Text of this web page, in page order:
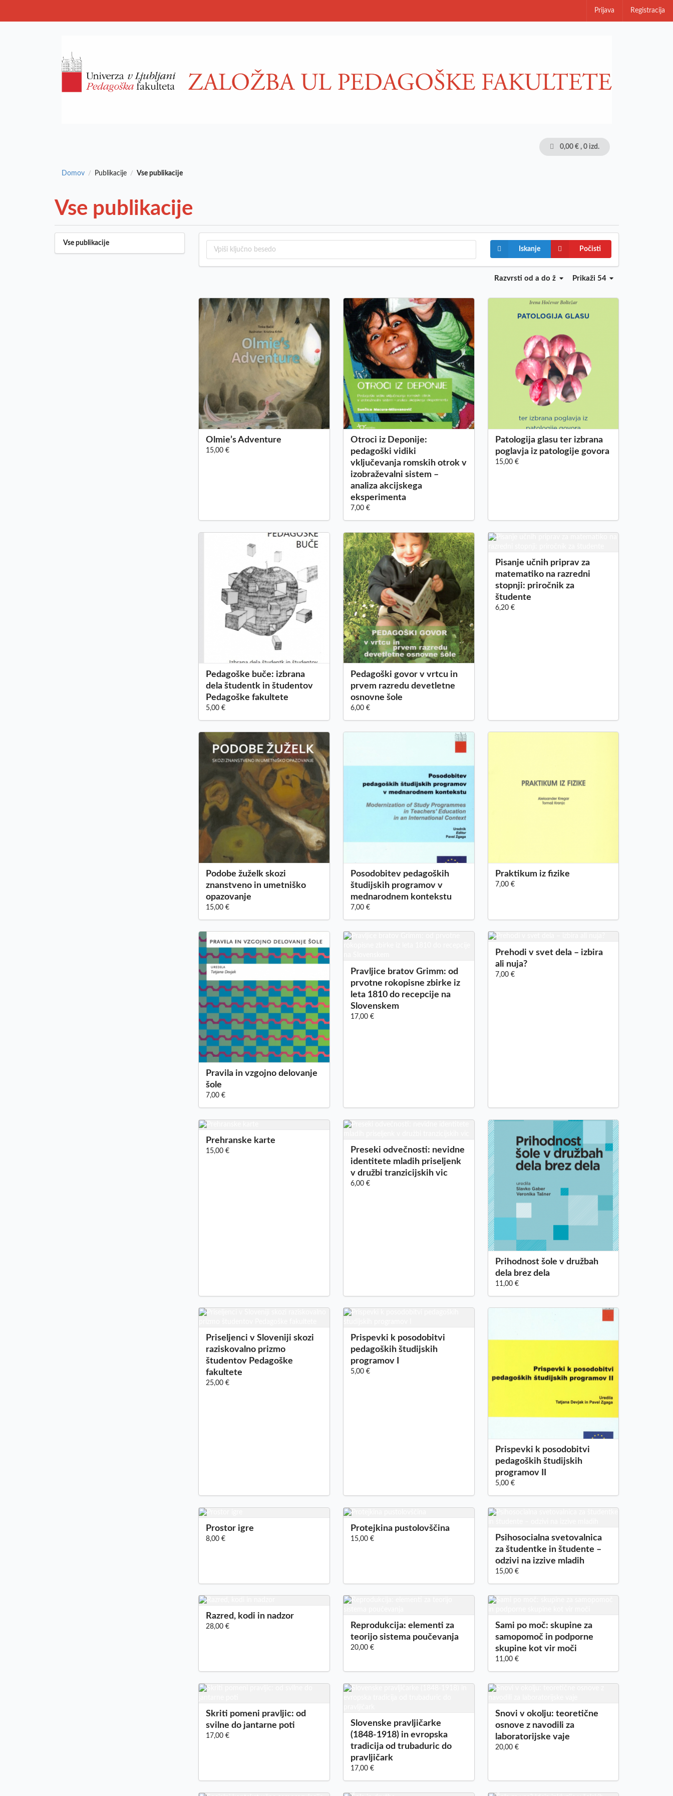
Prijava Registracija
0,00 € , 0 izd.
Domov / Publikacije / Vse publikacije
Vse publikacije
Vse publikacije
Iskanje
Počisti
Prikaži 54
Razvrsti od a do ž
Olmie’s Adventure
15,00 €
Otroci iz Deponije:
pedagoški vidiki
vključevanja romskih otrok v
izobraževalni sistem –
analiza akcijskega
eksperimenta
7,00 €
Patologija glasu ter izbrana
poglavja iz patologije govora
15,00 €
Pedagoške buče: izbrana
dela študentk in študentov
Pedagoške fakultete
5,00 €
Pedagoški govor v vrtcu in
prvem razredu devetletne
osnovne šole
6,00 €
Pisanje učnih priprav za
matematiko na razredni
stopnji: priročnik za
študente
6,20 €
Podobe žuželk skozi
znanstveno in umetniško
opazovanje
15,00 €
Posodobitev pedagoških
študijskih programov v
mednarodnem kontekstu
7,00 €
Praktikum iz fizike
7,00 €
Pravila in vzgojno delovanje
šole
7,00 €
Pravljice bratov Grimm: od
prvotne rokopisne zbirke iz
leta 1810 do recepcije na
Slovenskem
17,00 €
Prehodi v svet dela – izbira
ali nuja?
7,00 €
Prehranske karte
15,00 €
Preseki odvečnosti: nevidne
identitete mladih priseljenk
v družbi tranzicijskih vic
6,00 €
Prihodnost šole v družbah
dela brez dela
11,00 €
Priseljenci v Sloveniji skozi
raziskovalno prizmo
študentov Pedagoške
fakultete
25,00 €
Prispevki k posodobitvi
pedagoških študijskih
programov I
5,00 €
Prispevki k posodobitvi
pedagoških študijskih
programov II
5,00 €
Prostor igre
8,00 €
Protejkina pustolovščina
15,00 €
Psihosocialna svetovalnica
za študentke in študente –
odzivi na izzive mladih
15,00 €
Razred, kodi in nadzor
28,00 €
Reprodukcija: elementi za
teorijo sistema poučevanja
20,00 €
Sami po moč: skupine za
samopomoč in podporne
skupine kot vir moči
11,00 €
Skriti pomeni pravljic: od
svilne do jantarne poti
17,00 €
Slovenske pravljičarke
(1848-1918) in evropska
tradicija od trubaduric do
pravljičark
17,00 €
Snovi v okolju: teoretične
osnove z navodili za
laboratorijske vaje
20,00 €